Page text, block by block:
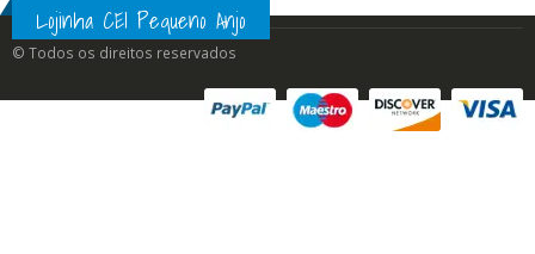
Lojinha CEI Pequeno Anjo
© Todos os direitos reservados